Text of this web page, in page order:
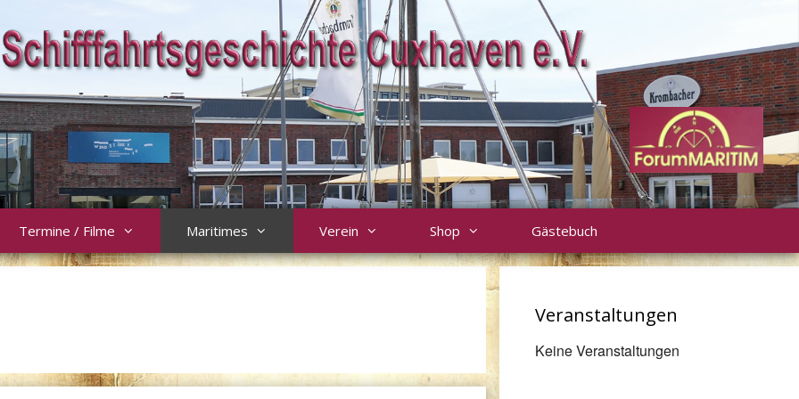
Termine / Filme Maritimes Verein Shop Gästebuch
Veranstaltungen
Keine Veranstaltungen